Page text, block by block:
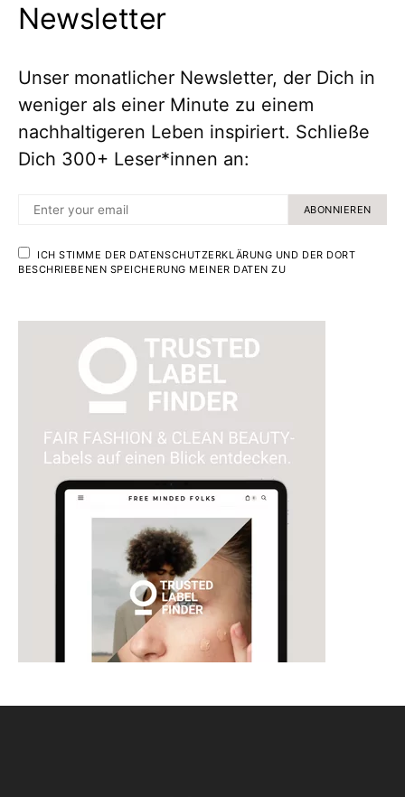
Newsletter
Unser monatlicher Newsletter, der Dich in
weniger als einer Minute zu einem
nachhaltigeren Leben inspiriert. Schließe
Dich 300+ Leser*innen an:
ABONNIEREN
ICH STIMME DER DATENSCHUTZERKLÄRUNG UND DER DORT
BESCHRIEBENEN SPEICHERUNG MEINER DATEN ZU